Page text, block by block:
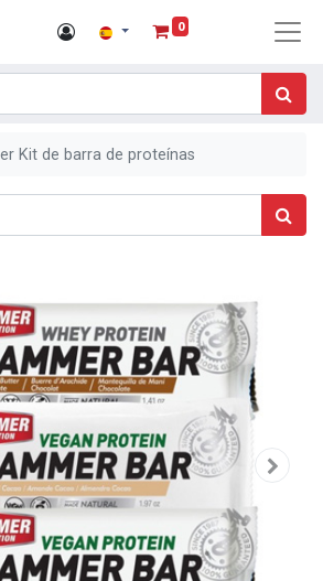
0
Kit de barra de proteínas